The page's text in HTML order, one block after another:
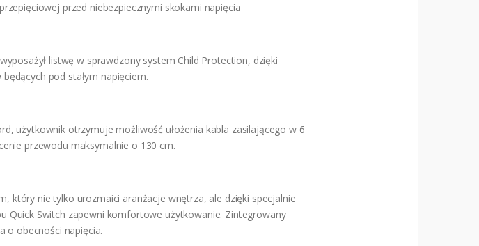
przed niebezpiecznymi skokami napięcia
listwę w sprawdzony system Child Protection, dzięki
pod stałym napięciem.
użytkownik otrzymuje możliwość ułożenia kabla zasilającego w 6
przewodu maksymalnie o 130 cm.
który nie tylko urozmaici aranżacje wnętrza, ale dzięki specjalnie
Quick Switch zapewni komfortowe użytkowanie. Zintegrowany
o obecności napięcia.